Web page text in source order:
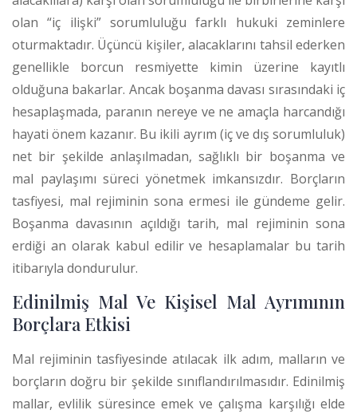
olan “iç ilişki” sorumluluğu farklı hukuki zeminlere
oturmaktadır. Üçüncü kişiler, alacaklarını tahsil ederken
genellikle borcun resmiyette kimin üzerine kayıtlı
olduğuna bakarlar. Ancak boşanma davası sırasındaki iç
hesaplaşmada, paranın nereye ve ne amaçla harcandığı
hayati önem kazanır. Bu ikili ayrım (iç ve dış sorumluluk)
net bir şekilde anlaşılmadan, sağlıklı bir boşanma ve
mal paylaşımı süreci yönetmek imkansızdır. Borçların
tasfiyesi, mal rejiminin sona ermesi ile gündeme gelir.
Boşanma davasının açıldığı tarih, mal rejiminin sona
erdiği an olarak kabul edilir ve hesaplamalar bu tarih
itibarıyla dondurulur.
Edinilmiş Mal Ve Kişisel Mal Ayrımının
Borçlara Etkisi
Mal rejiminin tasfiyesinde atılacak ilk adım, malların ve
borçların doğru bir şekilde sınıflandırılmasıdır. Edinilmiş
mallar, evlilik süresince emek ve çalışma karşılığı elde